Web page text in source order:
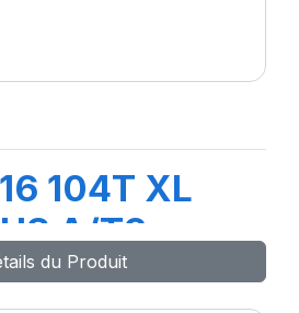
104T XL
A/T3
du Produit